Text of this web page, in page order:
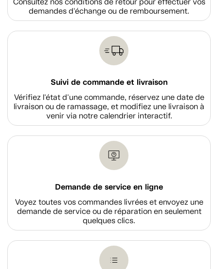
demandes d'échange ou de remboursement.
Suivi de commande et livraison
Vérifiez l'état d'une commande, réservez une date de
livraison ou de ramassage, et modifiez une livraison à
venir via notre calendrier interactif.
Demande de service en ligne
Voyez toutes vos commandes livrées et envoyez une
demande de service ou de réparation en seulement
quelques clics.